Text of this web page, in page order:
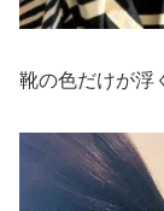
靴の色だけが浮